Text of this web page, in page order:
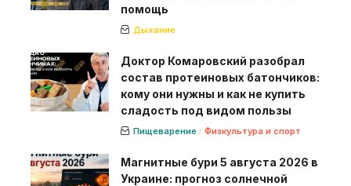
помощь
Дыхание
Доктор Комаровский разобрал
состав протеиновых батончиков:
кому они нужны и как не купить
сладость под видом пользы
Пищеварение Физкультура и спорт
Магнитные бури 5 августа 2026 в
Украине: прогноз солнечной